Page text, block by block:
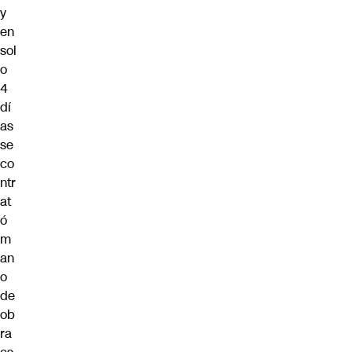
y
en
sol
o
4
dí
as
se
co
ntr
at
ó
m
an
o
de
ob
ra